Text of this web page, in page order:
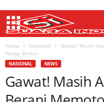
Home Nasional
Gawat! Masih
Warga Miskin
NASIONAL NEWS
Gawat! Masih